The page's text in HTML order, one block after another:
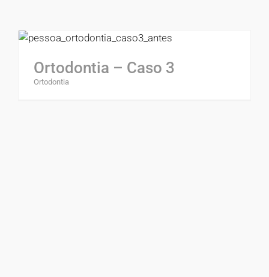
Ortodontia – Caso 3
Ortodontia